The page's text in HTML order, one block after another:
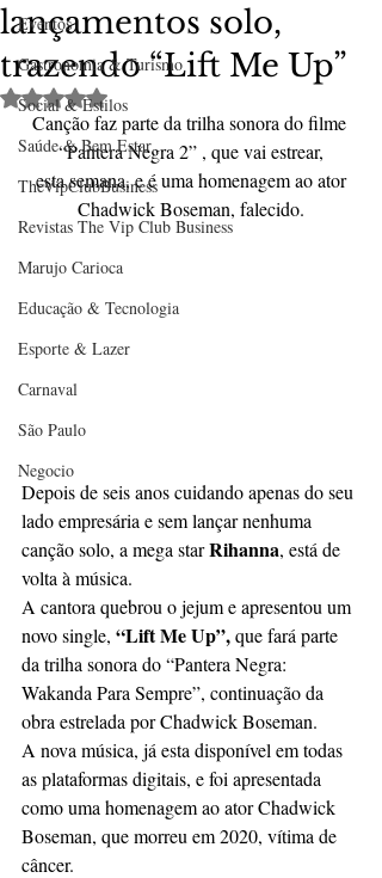
Eventos
Gastronomia & Turismo
Social & Estilos
Saúde & Bem Estar
TheVipClubBusiness
Revistas The Vip Club Business
Marujo Carioca
Educação & Tecnologia
Esporte & Lazer
Carnaval
São Paulo
Negocio
lançamentos solo,
trazendo “Lift Me Up”
Avaliado com NaN de 5 estrelas.
Canção faz parte da trilha sonora do filme
“Pantera Negra 2” , que vai estrear,
esta semana, e é uma homenagem ao ator
Chadwick Boseman, falecido.
Depois de seis anos cuidando apenas do seu
lado empresária e sem lançar nenhuma
canção solo, a mega star Rihanna, está de
volta à música.
A cantora quebrou o jejum e apresentou um
novo single, “Lift Me Up”, que fará parte
da trilha sonora do “Pantera Negra:
Wakanda Para Sempre”, continuação da
obra estrelada por Chadwick Boseman.
A nova música, já esta disponível em todas
as plataformas digitais, e foi apresentada
como uma homenagem ao ator Chadwick
Boseman, que morreu em 2020, vítima de
câncer.